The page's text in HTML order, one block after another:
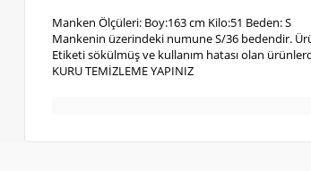
Manken Ölçüleri: Boy:163 cm Kilo:51 Beden: S
Mankenin üzerindeki numune S/36 bedendir.
Etiketi sökülmüş ve kullanım hatası olan
KURU TEMİZLEME YAPINIZ